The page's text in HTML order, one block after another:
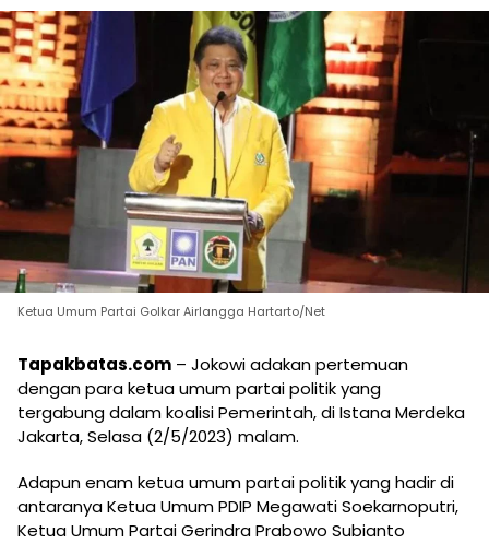
Ketua Umum Partai Golkar Airlangga Hartarto/Net
Tapakbatas.com – Jokowi adakan pertemuan
dengan para ketua umum partai politik yang
tergabung dalam koalisi Pemerintah, di Istana Merdeka
Jakarta, Selasa (2/5/2023) malam.
Adapun enam ketua umum partai politik yang hadir di
antaranya Ketua Umum PDIP Megawati Soekarnoputri,
Ketua Umum Partai Gerindra Prabowo Subianto